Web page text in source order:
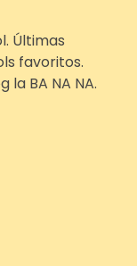
Últimas
favoritos.
la BA NA NA.